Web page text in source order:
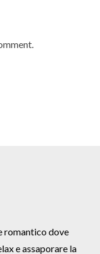
romantico dove
e assaporare la